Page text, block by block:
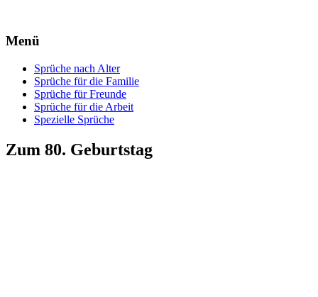
Menü
Zum
Inhalt
springen
Zum
Inhalt
springen
Sprüche nach Alter
Sprüche für die Familie
Sprüche für Freunde
Sprüche für die Arbeit
Spezielle Sprüche
Zum 80. Geburtstag